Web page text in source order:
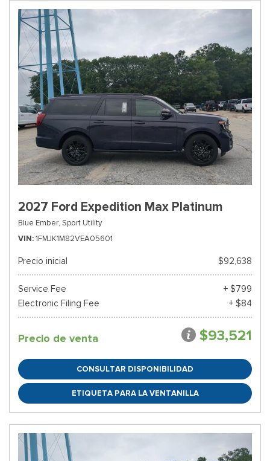
2027 Ford Expedition Max Platinum
Blue Ember, Sport Utility
VIN 1FMJK1M82VEA05601
Precio inicial $92,638
Service Fee
+ $799
Electronic Filing Fee
+ $84
Precio de venta $93,521
CONSULTAR DISPONIBILIDAD
ETIQUETA PARA LA VENTANILLA